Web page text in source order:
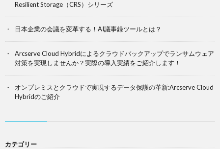
Resilient Storage（CRS）シリーズ
日本企業の会議を変革する！AI議事録ツールとは？
Arcserve Cloud Hybridによるクラウドバックアップでランサムウェア
対策を実現しませんか？実際の導入実績をご紹介します！
オンプレミスとクラウドで実現するデータ保護の革新:Arcserve Cloud
Hybridのご紹介
カテゴリー